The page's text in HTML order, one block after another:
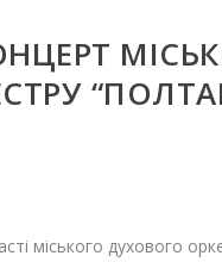
міського духового